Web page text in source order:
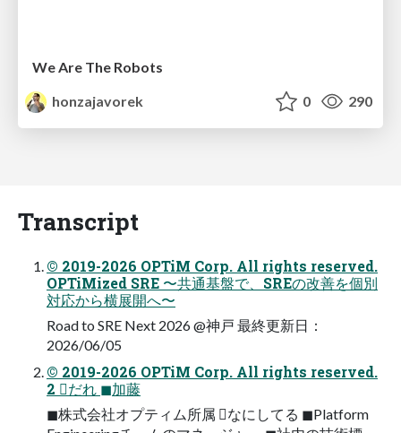
We Are The Robots
honzajavorek
0 290
Transcript
© 2019-2026 OPTiM Corp. All rights reserved.
OPTiMized SRE 〜共通基盤で、SREの改善を個別
対応から横展開へ〜
Road to SRE Next 2026 @神戸 最終更新日：
2026/06/05
© 2019-2026 OPTiM Corp. All rights reserved.
2 だれ ◼加藤
◼株式会社オプティム所属 なにしてる ◼Platform